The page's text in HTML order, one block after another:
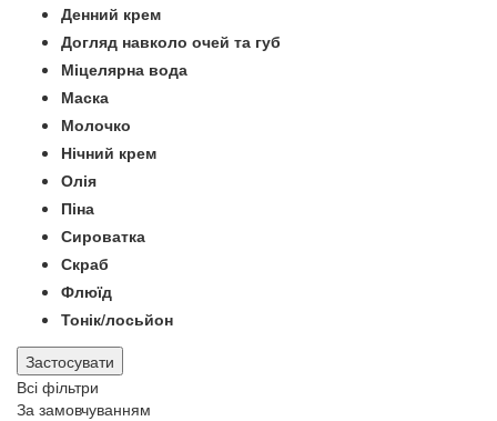
Денний крем
Догляд навколо очей та губ
Міцелярна вода
Маска
Молочко
Нічний крем
Олія
Піна
Сироватка
Скраб
Флюїд
Тонік/лосьйон
Застосувати
Всі фільтри
За замовчуванням